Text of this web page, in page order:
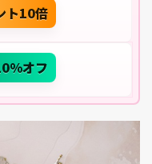
ト10倍
オフ